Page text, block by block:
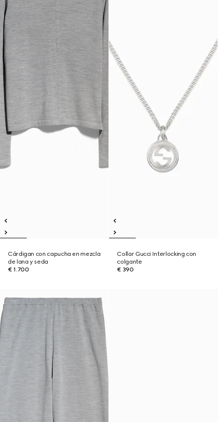
Cárdigan con capucha en mezcla
de lana y seda
€ 1.700
Collar Gucci Interlocking con
colgante
€ 390